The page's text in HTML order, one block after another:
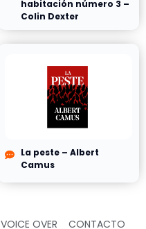
habitación número 3 –
Colin Dexter
La peste – Albert
Camus
VOICE OVER CONTACTO